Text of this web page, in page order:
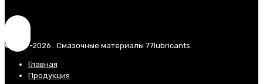
© 2017-2026 . Смазочные материалы 77lubricants.
Главная
Продукция